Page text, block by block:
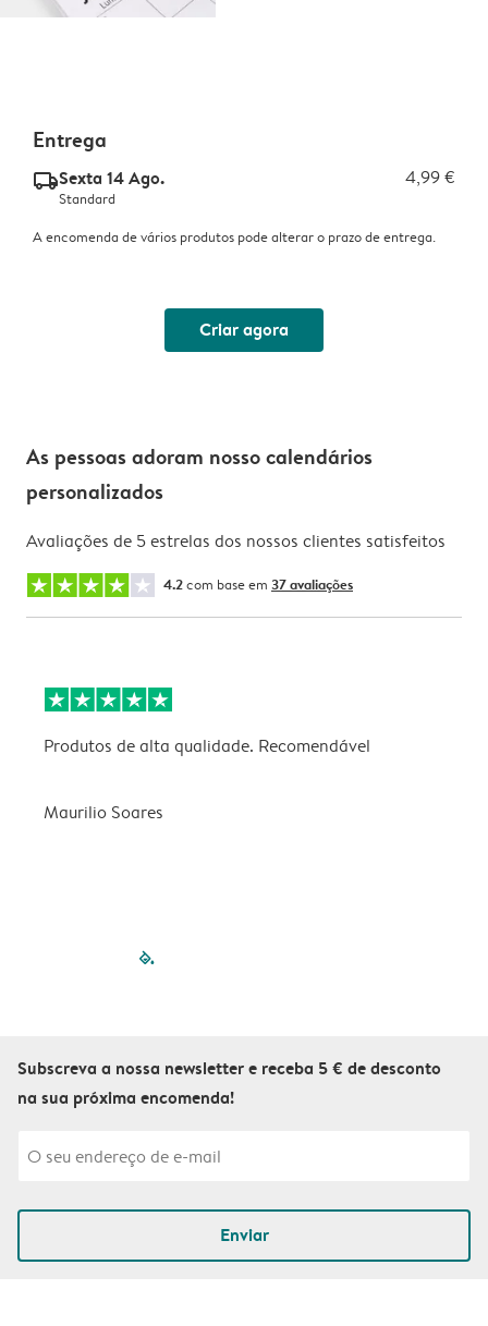
Entrega
delivery_standard_v2Sexta 14 Ago. 4,99 €
Standard
A encomenda de vários produtos pode alterar o prazo de entrega.
Criar agora
As pessoas adoram nosso calendários
personalizados
Avaliações de 5 estrelas dos nossos clientes satisfeitos
4.2com base em 37 avaliações
Produtos de alta qualidade. Recomendável
Maurilio Soares
filled-pagination
Subscreva a nossa newsletter e receba 5 € de desconto
na sua próxima encomenda!
Enviar